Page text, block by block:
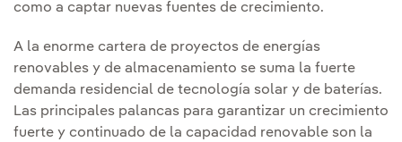
como a captar nuevas fuentes de crecimiento.
A la enorme cartera de proyectos de energías
renovables y de almacenamiento se suma la fuerte
demanda residencial de tecnología solar y de baterías.
Las principales palancas para garantizar un crecimiento
fuerte y continuado de la capacidad renovable son la